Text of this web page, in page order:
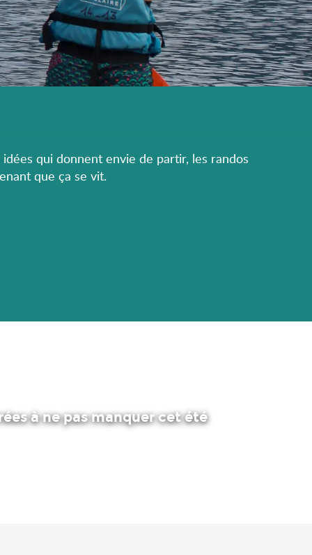
qui donnent envie de partir, les randos
que ça se vit.
à ne pas manquer cet été